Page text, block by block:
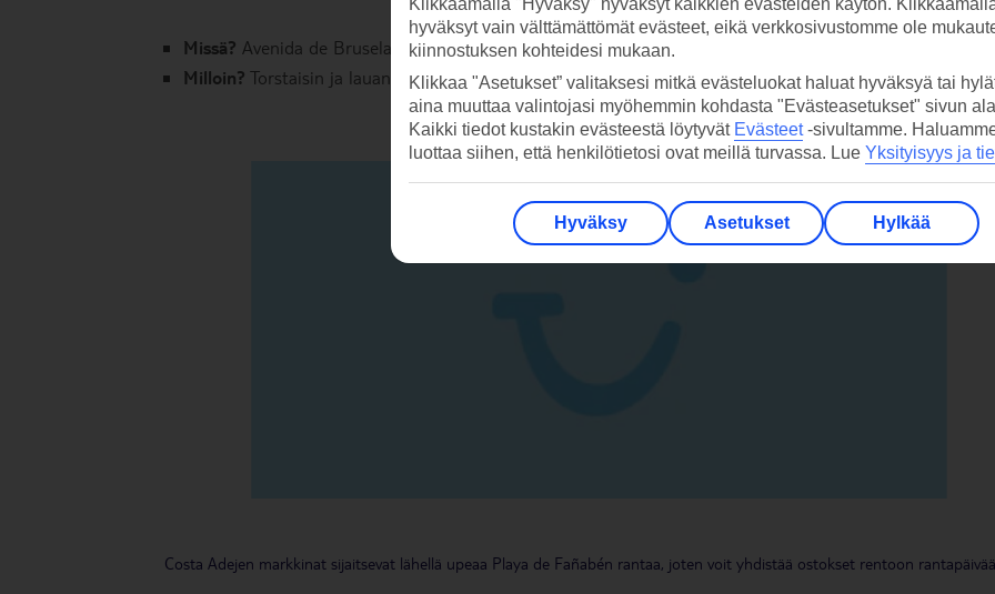
Missä? Avenida de Bruselas, vastapäätäGran Hotel Costa Adejea,
Milloin? Torstaisin ja lauantaisin klo 9.00–14.00
Costa Adejen markkinat sijaitsevat lähellä upeaa Playa de Fañabén rantaa, joten voit yhdistää ostokset rentoon
hyväksyt vain välttämättömät evästeet, eikä verkkosivustomme ole
kiinnostuksen kohteidesi mukaan.
Klikkaa "Asetukset” valitaksesi mitkä evästeluokat haluat hyväksyä tai
aina muuttaa valintojasi myöhemmin kohdasta "Evästeasetukset" sivun
Kaikki tiedot kustakin evästeestä löytyvät Evästeet-sivultamme.
luottaa siihen, että henkilötietosi ovat meillä turvassa. Lue Yksityisyys ja
Hyväksy Asetukset Hylkää